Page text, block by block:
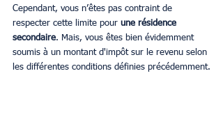
Cependant, vous n’êtes pas contraint de
respecter cette limite pour une résidence
secondaire. Mais, vous êtes bien évidemment
soumis à un montant d'impôt sur le revenu selon
les différentes conditions définies précédemment.